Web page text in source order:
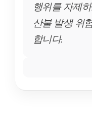
행위를 자제
산불 발생 위
합니다.